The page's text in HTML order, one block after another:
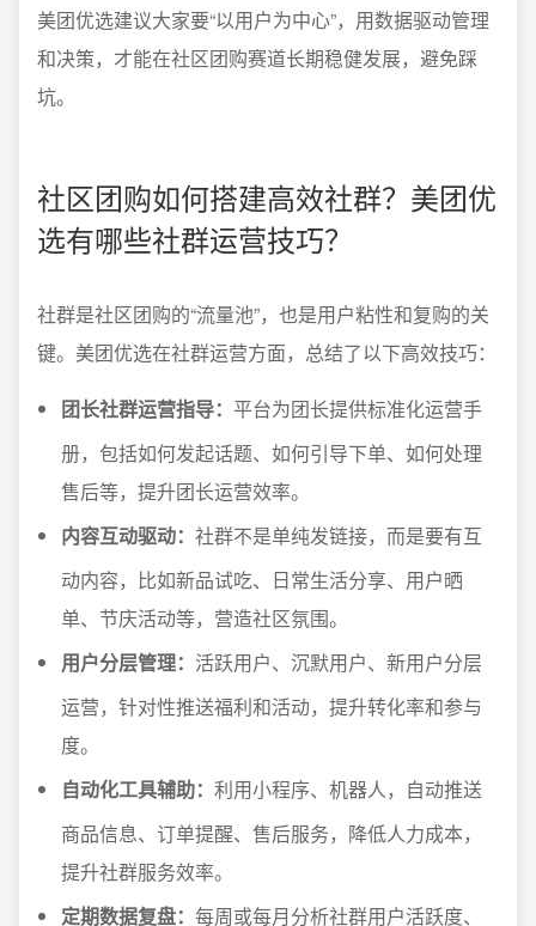
美团优选建议大家要“以用户为中心”，用数据驱动管理
和决策，才能在社区团购赛道长期稳健发展，避免踩
坑。
社区团购如何搭建高效社群？美团优
选有哪些社群运营技巧？
社群是社区团购的“流量池”，也是用户粘性和复购的关
键。美团优选在社群运营方面，总结了以下高效技巧：
团长社群运营指导： 平台为团长提供标准化运营手
册，包括如何发起话题、如何引导下单、如何处理
售后等，提升团长运营效率。
内容互动驱动： 社群不是单纯发链接，而是要有互
动内容，比如新品试吃、日常生活分享、用户晒
单、节庆活动等，营造社区氛围。
用户分层管理： 活跃用户、沉默用户、新用户分层
运营，针对性推送福利和活动，提升转化率和参与
度。
自动化工具辅助： 利用小程序、机器人，自动推送
商品信息、订单提醒、售后服务，降低人力成本，
提升社群服务效率。
定期数据复盘： 每周或每月分析社群用户活跃度、